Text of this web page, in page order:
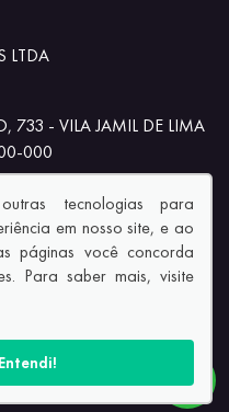
LTDA
733 - VILA JAMIL DE LIMA
000
Política de privacidade.
tecnologias para
em nosso site, e ao
páginas você concorda
Para saber mais, visite
Entendi!